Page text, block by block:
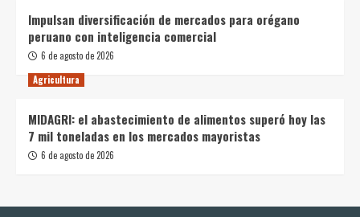
Impulsan diversificación de mercados para orégano
peruano con inteligencia comercial
6 de agosto de 2026
Agricultura
MIDAGRI: el abastecimiento de alimentos superó hoy las
7 mil toneladas en los mercados mayoristas
6 de agosto de 2026